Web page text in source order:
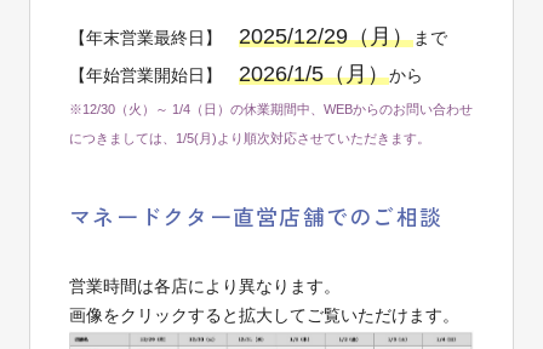
【年末営業最終日】 2025/12/29（月）まで
【年始営業開始日】 2026/1/5（月）から
※12/30（火）～ 1/4（日）の休業期間中、WEBからのお問い合わせ
につきましては、1/5(月)より順次対応させていただきます。
マネードクター直営店舗でのご相談
営業時間は各店により異なります。
画像をクリックすると拡大してご覧いただけます。